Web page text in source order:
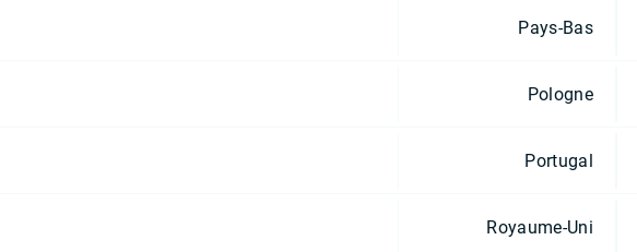
Pays-Bas
Pologne
Portugal
Royaume-Uni